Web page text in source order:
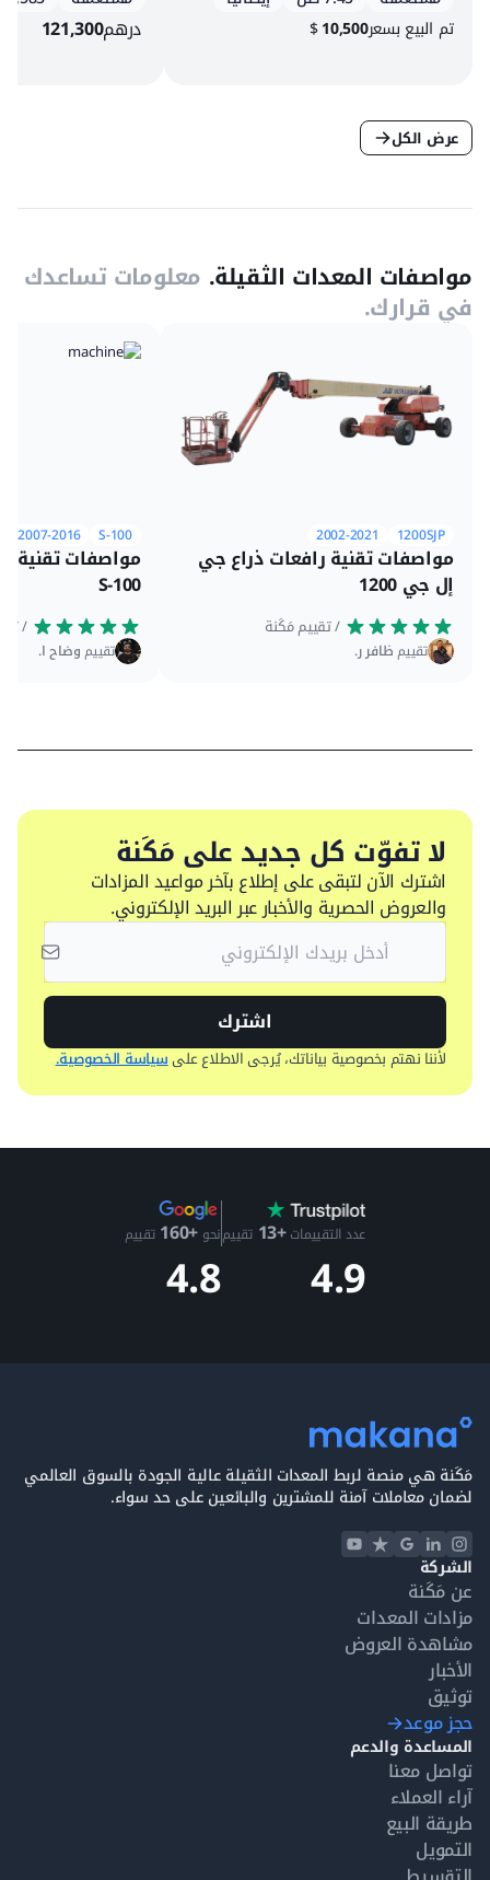
تم البيع بسعر
$10,500 درهم121,300
عرض الكل
مواصفات المعدات الثقيلة. معلومات تساعدك
في قرارك.
1200SJP
2002-2021
مواصفات تقنية رافعات ذراع جي
إل جي 1200
تقييمظافر ر.
S-100
2007-2016
مواصفات تقنية
S-100
تقييموضاح ا.
لا تفوّت كل جديد على مَكَنة
اشترك الآن لتبقى على إطلاع بآخر مواعيد المزادات
والعروض الحصرية والأخبار عبر البريد الإلكتروني.
اشترك
لأننا نهتم بخصوصية بياناتك، يُرجى الاطلاع علىسياسة الخصوصية.
عدد التقييمات+13 تقييم
4.9
نحو +160 تقييم
4.8
مَكَنة هي منصة لربط المعدات الثقيلة عالية الجودة بالسوق العالمي
لضمان معاملات آمنة للمشترين والبائعين على حد سواء.
الشركة
عن مَكَنة
مزادات المعدات
مشاهدة العروض
الأخبار
توثيق
حجز موعد
المساعدة والدعم
تواصل معنا
آراء العملاء
طريقة البيع
التمويل